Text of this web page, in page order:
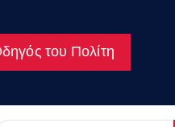
του Πολίτη